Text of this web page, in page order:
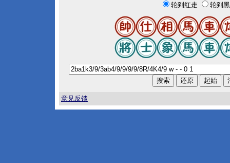
轮到红走 轮到
意见反馈